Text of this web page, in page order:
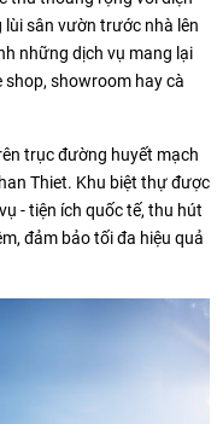
sân vườn trước nhà lên
những dịch vụ mang lại
showroom hay cà
trục đường huyết mạch
Thiet. Khu biệt thự được
- tiện ích quốc tế, thu hút
đảm bảo tối đa hiệu quả